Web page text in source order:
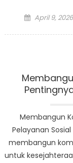
Posted
April 9, 2026
Membangun
Pelayanan
membangun
untuk